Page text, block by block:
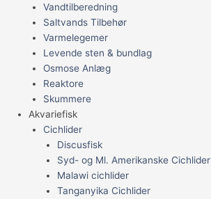
Vandtilberedning
Saltvands Tilbehør
Varmelegemer
Levende sten & bundlag
Osmose Anlæg
Reaktore
Skummere
Akvariefisk
Cichlider
Discusfisk
Syd- og Ml. Amerikanske Cichlider
Malawi cichlider
Tanganyika Cichlider